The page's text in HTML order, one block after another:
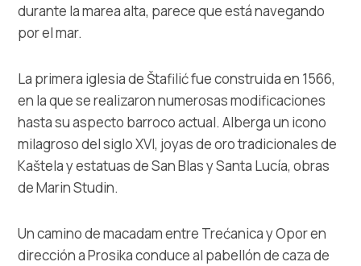
durante la marea alta, parece que está navegando
por el mar.
La primera iglesia de Štafilić fue construida en 1566,
en la que se realizaron numerosas modificaciones
hasta su aspecto barroco actual. Alberga un icono
milagroso del siglo XVI, joyas de oro tradicionales de
Kaštela y estatuas de San Blas y Santa Lucía, obras
de Marin Studin.
Un camino de macadam entre Trećanica y Opor en
dirección a Prosika conduce al pabellón de caza de